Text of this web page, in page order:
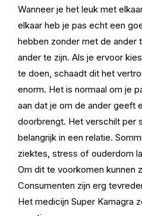
Wanneer je het leuk met
elkaar heb je pas echt een
hebben zonder met de ander
ander te zijn. Als je ervoor
te doen, schaadt dit het
enorm. Het is normaal om je
aan dat je om de ander geeft
doorbrengt. Het verschilt per
belangrijk in een relatie.
ziektes, stress of ouderdom
Om dit te voorkomen kunnen
Consumenten zijn erg
Het medicijn Super Kamagra